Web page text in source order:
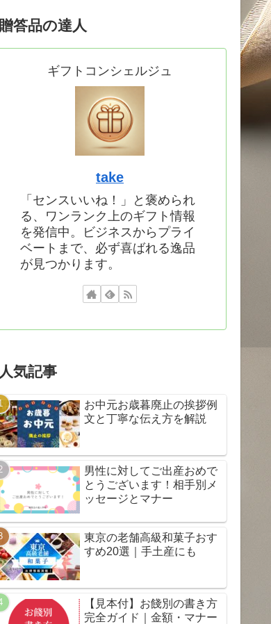
贈答品の達人
ギフトコンシェルジュ
take
「センスいいね！」と褒められ
る、ワンランク上のギフト情報
を発信中。ビジネスからプライ
ベートまで、必ず喜ばれる逸品
が見つかります。
人気記事
お中元お歳暮廃止の挨拶例
文と丁寧な伝え方を解説
男性に対してご出産おめで
とうございます！相手別メ
ッセージとマナー
東京の老舗高級和菓子おす
すめ20選｜手土産にも
【見本付】お餞別の書き方
完全ガイド｜金額・マナー